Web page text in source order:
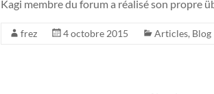
Kagi membre du forum a réalisé son propre
frez 4 octobre 2015 Articles, Blog